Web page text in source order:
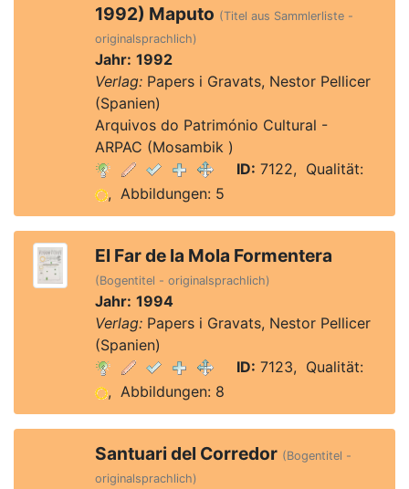
1992) Maputo (Titel aus Sammlerliste -
originalsprachlich)
Jahr: 1992
Verlag:Papers i Gravats, Nestor Pellicer
(Spanien)
Arquivos do Património Cultural -
ARPAC (Mosambik )
ID: 7122, Qualität:
, Abbildungen: 5
El Far de la Mola Formentera
(Bogentitel - originalsprachlich)
Jahr: 1994
Verlag:Papers i Gravats, Nestor Pellicer
(Spanien)
ID: 7123, Qualität:
, Abbildungen: 8
Santuari del Corredor (Bogentitel -
originalsprachlich)